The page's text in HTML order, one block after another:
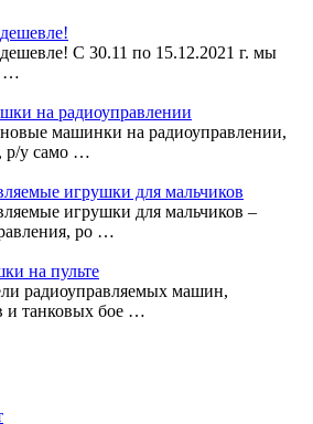
С 30.11 по 15.12.2021 г. мы
…
на радиоуправлении
машинки на радиоуправлении,
р/у само …
игрушки для мальчиков
игрушки для мальчиков –
ро …
на пульте
радиоуправляемых машин,
и танковых бое …